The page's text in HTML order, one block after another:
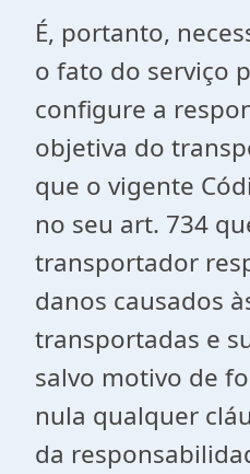
É, portanto,
o fato do serviço
configure a
objetiva do
que o vigente
no seu art. 734
transportador
danos causados
transportadas e
salvo motivo de
nula qualquer
da